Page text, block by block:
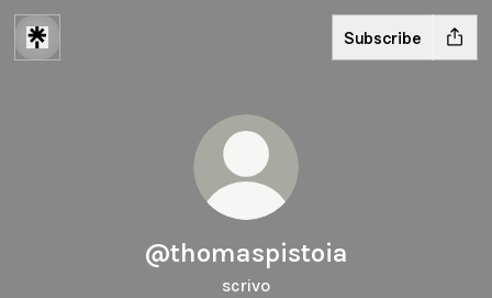
Subscribe
@thomaspistoia
scrivo